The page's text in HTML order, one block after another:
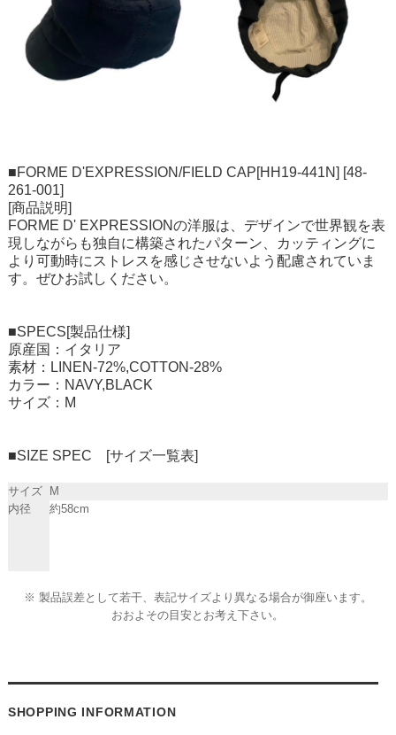
■FORME D'EXPRESSION/FIELD CAP[HH19-441N] [48-
261-001]
[商品説明]
FORME D' EXPRESSIONの洋服は、デザインで世界観を表
現しながらも独自に構築されたパターン、カッティングに
より可動時にストレスを感じさせないよう配慮されていま
す。ぜひお試しください。
■SPECS[製品仕様]
原産国：イタリア
素材：LINEN-72%,COTTON-28%
カラー：NAVY,BLACK
サイズ：M
■SIZE SPEC [サイズ一覧表]
サイズ
M
内径
約58cm
※ 製品誤差として若干、表記サイズより異なる場合が御座います。
おおよその目安とお考え下さい。
SHOPPING INFORMATION